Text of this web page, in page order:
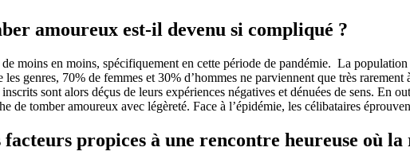
amoureux est-il devenu si compliqué ?
moins en moins, spécifiquement en cette période de pandémie. La
genres, 70% de femmes et 30% d’hommes ne parviennent que très
sont alors déçus de leurs expériences négatives et dénuées de sens. En
de tomber amoureux avec légèreté. Face à l’épidémie, les célibataires
propices à une rencontre heureuse où